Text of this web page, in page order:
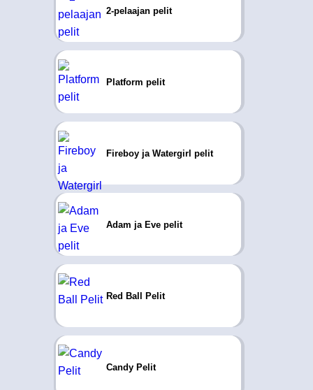
2-pelaajan pelit
Platform pelit
Fireboy ja Watergirl pelit
Adam ja Eve pelit
Red Ball Pelit
Candy Pelit